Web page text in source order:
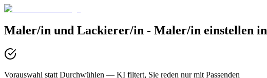
Maler/in und Lackierer/in - Maler/in einstellen in
Vorauswahl statt Durchwühlen — KI filtert, Sie reden nur mit Passenden